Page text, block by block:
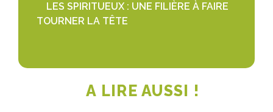
LES SPIRITUEUX : UNE FILIÈRE À FAIRE
TOURNER LA TÊTE
A LIRE AUSSI !